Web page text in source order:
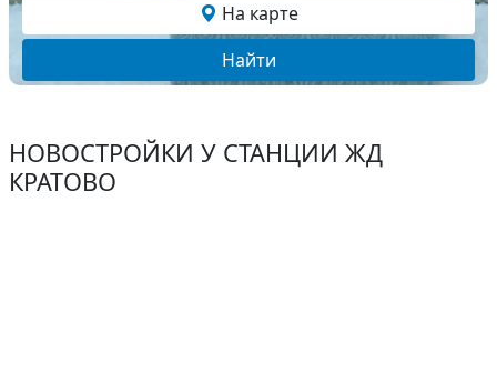
На карте
Найти
НОВОСТРОЙКИ У СТАНЦИИ ЖД
КРАТОВО